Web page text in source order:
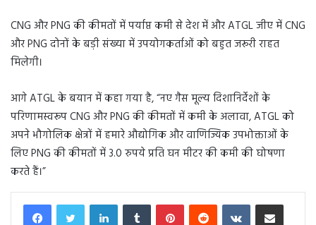
CNG और PNG की कीमतों में पर्याप्त कमी से देश में और ATGL जीए में CNG
और PNG दोनों के बड़ी संख्या में उपयोगकर्ताओं को बहुत जरूरी राहत
मिलेगी।
आगे ATGL के बयान में कहा गया है, “नए गैस मूल्य दिशानिर्देशों के
परिणामस्वरूप CNG और PNG की कीमतों में कमी के अलावा, ATGL को
अपने भौगोलिक क्षेत्रों में हमारे औद्योगिक और वाणिज्यिक उपभोक्ताओं के
लिए PNG की कीमतों में 3.0 रुपये प्रति घन मीटर की कमी की घोषणा
करते हैं।”
LinkedInTumblr PinterestReddit VKontakteShare via Email